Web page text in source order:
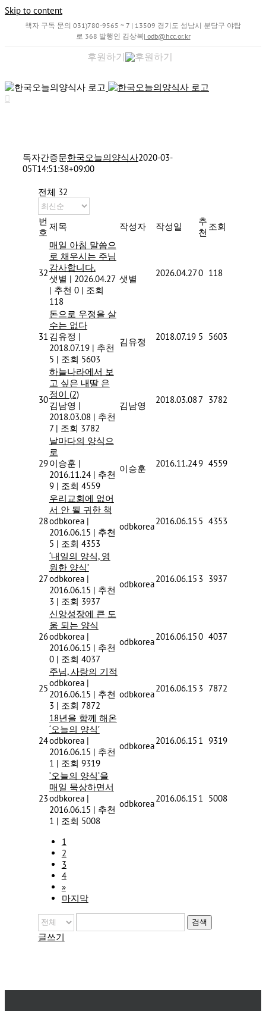
Skip to content
책자 구독 문의 031)780-9565 ~ 7 | 13509 경기도 성남시 분당구 야탑
로 368 발행인 김상복| odb@hcc.or.kr
후원하기
독자간증문한국오늘의양식사2020-03-
05T14:51:38+09:00
전체 32
번
호
제목 작성자 작성일
추
천
조회
32
매일 아침 말씀으
로 채우시는 주님
감사합니다.
샛별 | 2026.04.27
| 추천 0 | 조회
118
샛별
2026.04.270 118
31
돈으로 우정을 살
수는 없다
김유정 |
2018.07.19 | 추천
5 | 조회 5603
김유정 2018.07.19 5 5603
30
하늘나라에서 보
고 싶은 내딸 은
정이 (2)
김남영 |
2018.03.08 | 추천
7 | 조회 3782
김남영
2018.03.08 7 3782
29
날마다의 양식으
로
이승훈 |
2016.11.24 | 추천
9 | 조회 4559
이승훈 2016.11.249 4559
28
우리교회에 없어
서 안 될 귀한 책
odbkorea |
2016.06.15 | 추천
5 | 조회 4353
odbkorea2016.06.15 5 4353
27
‘내일의 양식, 영
원한 양식’
odbkorea |
2016.06.15 | 추천
3 | 조회 3937
odbkorea2016.06.15 3 3937
26
신앙성장에 큰 도
움 되는 양식
odbkorea |
2016.06.15 | 추천
0 | 조회 4037
odbkorea2016.06.150 4037
25
주님, 사랑의 기적
odbkorea |
2016.06.15 | 추천
3 | 조회 7872
odbkorea
2016.06.15 3 7872
24
18년을 함께 해온
‘오늘의 양식’
odbkorea |
2016.06.15 | 추천
1 | 조회 9319
odbkorea2016.06.15 1 9319
23
‘오늘의 양식’을
매일 묵상하면서
odbkorea |
2016.06.15 | 추천
1 | 조회 5008
odbkorea2016.06.15 1 5008
1
2
3
4
»
마지막
검색
글쓰기